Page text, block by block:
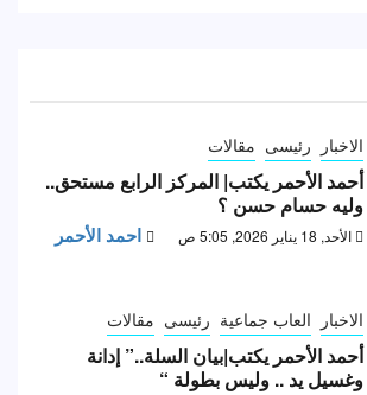
الاخبار رئيسى مقالات
أحمد الأحمر يكتب| المركز الرابع مستحق..
وليه حسام حسن ؟
الأحد, 18 يناير 2026, 5:05 ص احمد الأحمر
الاخبار العاب جماعية رئيسى مقالات
أحمد الأحمر يكتب|بيان السلة..” إدانة
وغسيل يد .. وليس بطولة “